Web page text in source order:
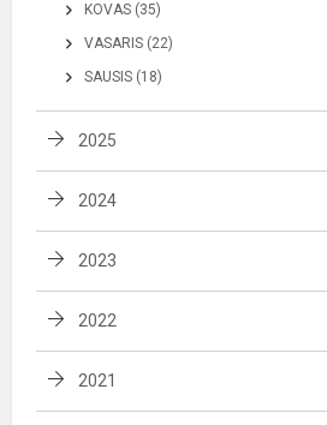
KOVAS (35)
VASARIS (22)
SAUSIS (18)
2025
2024
2023
2022
2021